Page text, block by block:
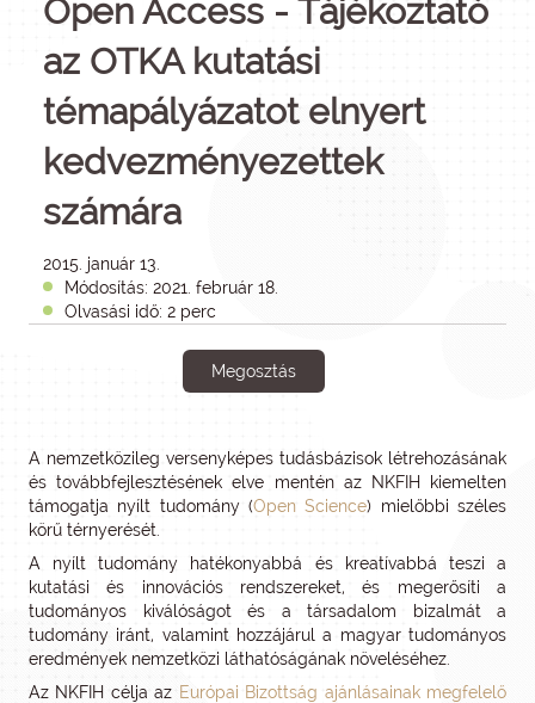
Open Access - Tájékoztató
az OTKA kutatási
témapályázatot elnyert
kedvezményezettek
számára
2015. január 13.
Módosítás: 2021. február 18.
Olvasási idő: 2 perc
Megosztás
A nemzetközileg versenyképes tudásbázisok létrehozásának
és továbbfejlesztésének elve mentén az NKFIH kiemelten
támogatja nyílt tudomány (Open Science) mielőbbi széles
körű térnyerését.
A nyílt tudomány hatékonyabbá és kreatívabbá teszi a
kutatási és innovációs rendszereket, és megerősíti a
tudományos kiválóságot és a társadalom bizalmát a
tudomány iránt, valamint hozzájárul a magyar tudományos
eredmények nemzetközi láthatóságának növeléséhez.
Az NKFIH célja az Európai Bizottság ajánlásainak megfelelő